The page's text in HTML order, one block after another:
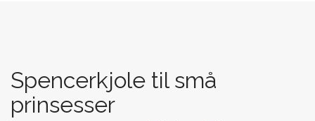
n
t
Spencerkjole til små
prinsesser